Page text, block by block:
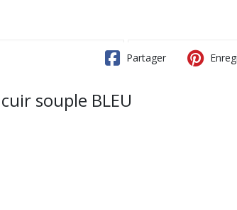
Partager
souple BLEU